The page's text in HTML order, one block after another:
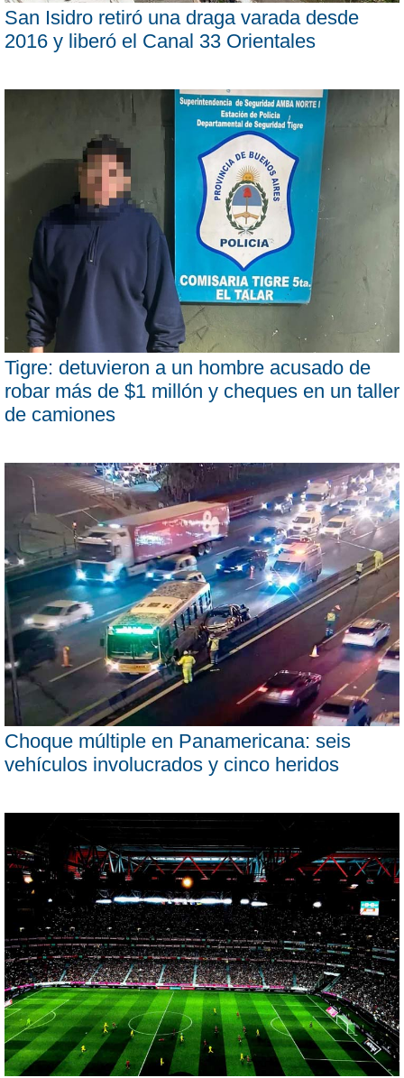
San Isidro retiró una draga varada desde
2016 y liberó el Canal 33 Orientales
Tigre: detuvieron a un hombre acusado de
robar más de $1 millón y cheques en un taller
de camiones
Choque múltiple en Panamericana: seis
vehículos involucrados y cinco heridos